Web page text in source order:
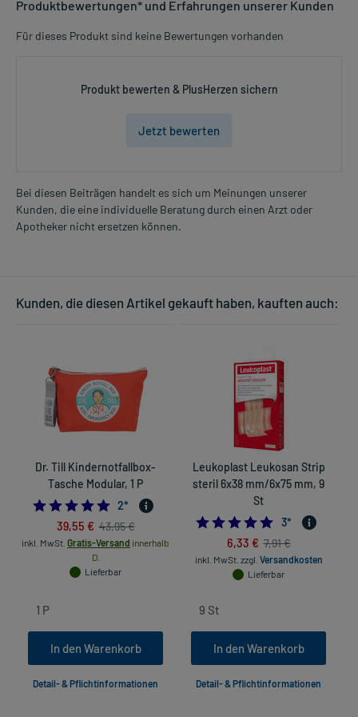
Produktbewertungen* und Erfahrungen unserer Kunden
Für dieses Produkt sind keine Bewertungen vorhanden
Produkt bewerten & PlusHerzen sichern
Jetzt bewerten
Bei diesen Beiträgen handelt es sich um Meinungen unserer
Kunden, die eine individuelle Beratung durch einen Arzt oder
Apotheker nicht ersetzen können.
Kunden, die diesen Artikel gekauft haben, kauften auch:
Dr. Till Kindernotfallbox-
Tasche Modular, 1 P
5.0
2*
39,55 € 43,95 €
inkl. MwSt. Gratis-Versand innerhalb
D.
Lieferbar
In den Warenkorb
Detail- & Pflichtinformationen
Leukoplast Leukosan Strip
steril 6x38 mm/6x75 mm, 9
St
5.0
3*
6,33 € 7,91 €
inkl. MwSt. zzgl. Versandkosten
Lieferbar
In den Warenkorb
Detail- & Pflichtinformationen